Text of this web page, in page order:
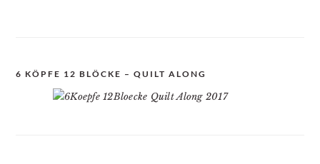
6 KÖPFE 12 BLÖCKE – QUILT ALONG